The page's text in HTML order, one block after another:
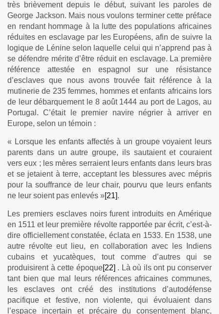
très brièvement depuis le début, suivant les paroles de
George Jackson. Mais nous voulons terminer cette préface
en rendant hommage à la lutte des populations africaines
réduites en esclavage par les Européens, afin de suivre la
logique de Lénine selon laquelle celui qui n’apprend pas à
se défendre mérite d’être réduit en esclavage. La première
référence attestée en espagnol sur une résistance
d’esclaves que nous avons trouvée fait référence à la
mutinerie de 235 femmes, hommes et enfants africains lors
de leur débarquement le 8 août 1444 au port de Lagos, au
Portugal. C’était le premier navire négrier à arriver en
Europe, selon un témoin :
« Lorsque les enfants affectés à un groupe voyaient leurs
parents dans un autre groupe, ils sautaient et couraient
vers eux ; les mères serraient leurs enfants dans leurs bras
et se jetaient à terre, acceptant les blessures avec mépris
pour la souffrance de leur chair, pourvu que leurs enfants
ne leur soient pas enlevés »[21].
Les premiers esclaves noirs furent introduits en Amérique
en 1511 et leur première révolte rapportée par écrit, c’est-à-
dire officiellement constatée, éclata en 1533. En 1538, une
autre révolte eut lieu, en collaboration avec les Indiens
cubains et yucatèques, tout comme d’autres qui se
produisirent à cette époque[22] . Là où ils ont pu conserver
tant bien que mal leurs références africaines communes,
les esclaves ont créé des institutions d’autodéfense
pacifique et festive, non violente, qui évoluaient dans
l’espace incertain et précaire du consentement blanc,